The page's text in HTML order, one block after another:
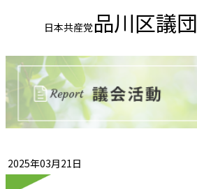
日本共産党品川区議団
2025年03月21日